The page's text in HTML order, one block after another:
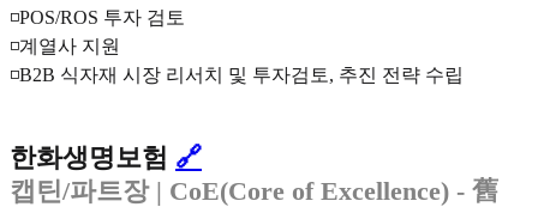
◽️POS/ROS 투자 검토
◽️계열사 지원
◽️B2B 식자재 시장 리서치 및 투자검토, 추진 전략 수립
한화생명보험 🔗
캡틴/파트장| CoE(Core of Excellence) - 舊